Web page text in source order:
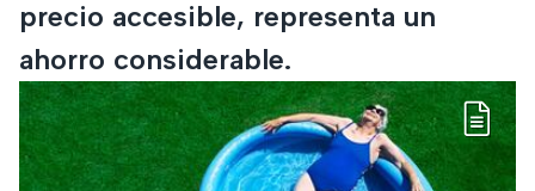
precio accesible, representa un
ahorro considerable.